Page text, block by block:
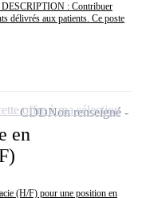
DESCRIPTION : Contribuer
délivrés aux patients. Ce poste
en
(H/F) pour une position en
CDDNon renseigné
offre à ma sélection